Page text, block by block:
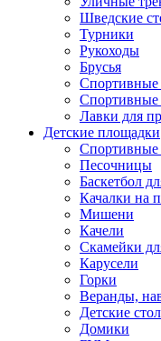
Шведские
Турники
Рукоходы
Брусья
Спортивные
Лавки для
Детские площадки
Спортивные
Песочницы
Баскетбол
Качалки на
Мишени
Качели
Скамейки
Карусели
Горки
Веранды,
Детские
Домики